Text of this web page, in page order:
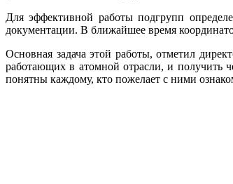
Для эффективной работы подгрупп
документации. В ближайшее время
Основная задача этой работы, отметил
работающих в атомной отрасли, и получить
понятны каждому, кто пожелает с ними